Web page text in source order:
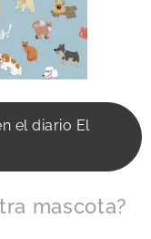
el diario El
mascota?